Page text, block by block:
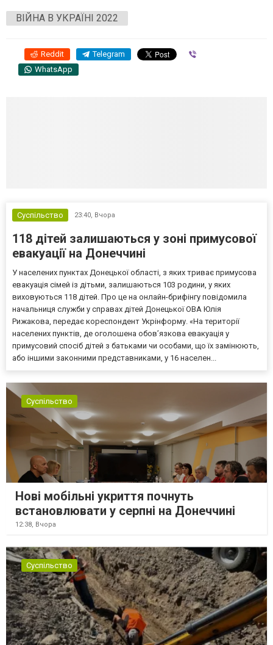
ВІЙНА В УКРАЇНІ 2022
Reddit Telegram
WhatsApp
Суспільство 23:40, Вчора
118 дітей залишаються у зоні примусової
евакуації на Донеччині
У населених пунктах Донецької області, з яких триває примусова
евакуація сімей із дітьми, залишаються 103 родини, у яких
виховуються 118 дітей. Про це на онлайн-брифінгу повідомила
начальниця служби у справах дітей Донецької ОВА Юлія
Рижакова, передає кореспондент Укрінформу. «На території
населених пунктів, де оголошена обов’язкова евакуація у
примусовий спосіб дітей з батьками чи особами, що їх замінюють,
або іншими законними представниками, у 16 населен...
Суспільство
Нові мобільні укриття почнуть
встановлювати у серпні на Донеччині
12:38, Вчора
Суспільство